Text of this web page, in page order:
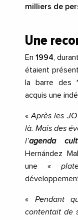
milliers de
Une
En1994,
étaient
la barre des
acquis une
«Après les
là. Mais des
l’agenda
Hernández
une «
« Pendant
contentait de